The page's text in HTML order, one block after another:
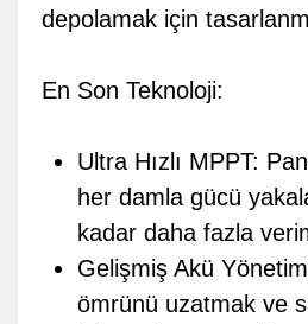
depolamak için
En Son Teknoloji:
Ultra Hızlı MPPT:
her damla gücü
kadar daha fazla
Gelişmiş Akü
ömrünü uzatmak ve